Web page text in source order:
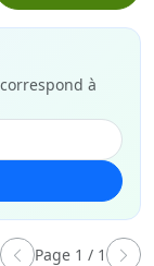
à
Page 1 / 1